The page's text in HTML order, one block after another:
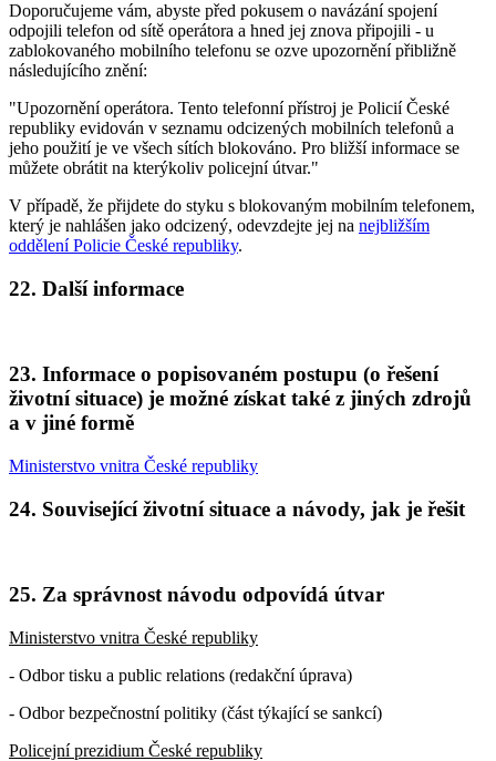
Doporučujeme vám, abyste před pokusem o navázání spojení
odpojili telefon od sítě operátora a hned jej znova připojili - u
zablokovaného mobilního telefonu se ozve upozornění přibližně
následujícího znění:
"Upozornění operátora. Tento telefonní přístroj je Policií České
republiky evidován v seznamu odcizených mobilních telefonů a
jeho použití je ve všech sítích blokováno. Pro bližší informace se
můžete obrátit na kterýkoliv policejní útvar."
V případě, že přijdete do styku s blokovaným mobilním telefonem,
který je nahlášen jako odcizený, odevzdejte jej na nejbližším
oddělení Policie České republiky.
22. Další informace
23. Informace o popisovaném postupu (o řešení
životní situace) je možné získat také z jiných zdrojů
a v jiné formě
Ministerstvo vnitra České republiky
24. Související životní situace a návody, jak je řešit
25. Za správnost návodu odpovídá útvar
Ministerstvo vnitra České republiky
- Odbor tisku a public relations (redakční úprava)
- Odbor bezpečnostní politiky (část týkající se sankcí)
Policejní prezidium České republiky